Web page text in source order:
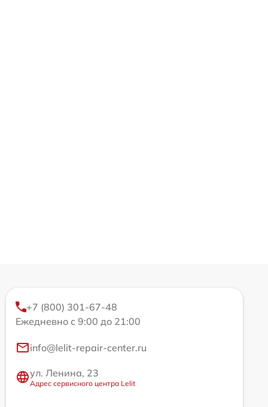
+7 (800) 301-67-48
Ежедневно с 9:00 до 21:00
info@lelit-repair-center.ru
ул. Ленина, 23
Адрес сервисного центра Lelit